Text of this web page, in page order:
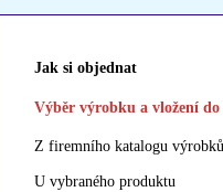
Jak si objednat
Výběr výrobku a vložení do
Z firemního katalogu
U vybraného produktu